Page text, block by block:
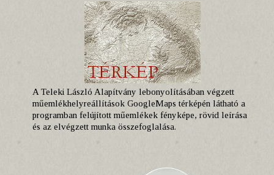
A Teleki László Alapítvány lebonyolításában végzett
műemlékhelyreállítások GoogleMaps térképén látható a
programban felújított műemlékek fényképe, rövid leírása
és az elvégzett munka összefoglalása.